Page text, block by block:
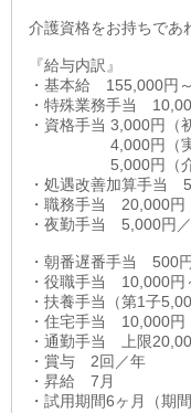
介護資格をお持ちであ
『給与内訳』
・基本給 155,000円～
・特殊業務手当
・資格手当 3,000円（
4,000円（実務
5,000円（介護
・処遇改善加算手当
・職務手当 20,000円
・夜勤手当 5,000円／
・朝番遅番手当 500
・役職手当 10,000円
・扶養手当（第1子
・住宅手当 10,000円
・通勤手当 上限
・賞与 2回／年
・昇給 7月
・試用期間6ヶ月（期